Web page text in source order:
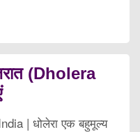
(Dholera
| धोलेरा एक बहुमूल्य